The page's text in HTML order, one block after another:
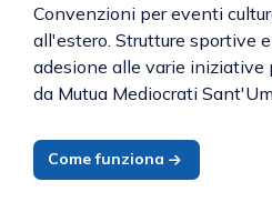
Convenzioni per eventi
all'estero. Strutture sportive
adesione alle varie
da Mutua Mediocrati
Come funziona